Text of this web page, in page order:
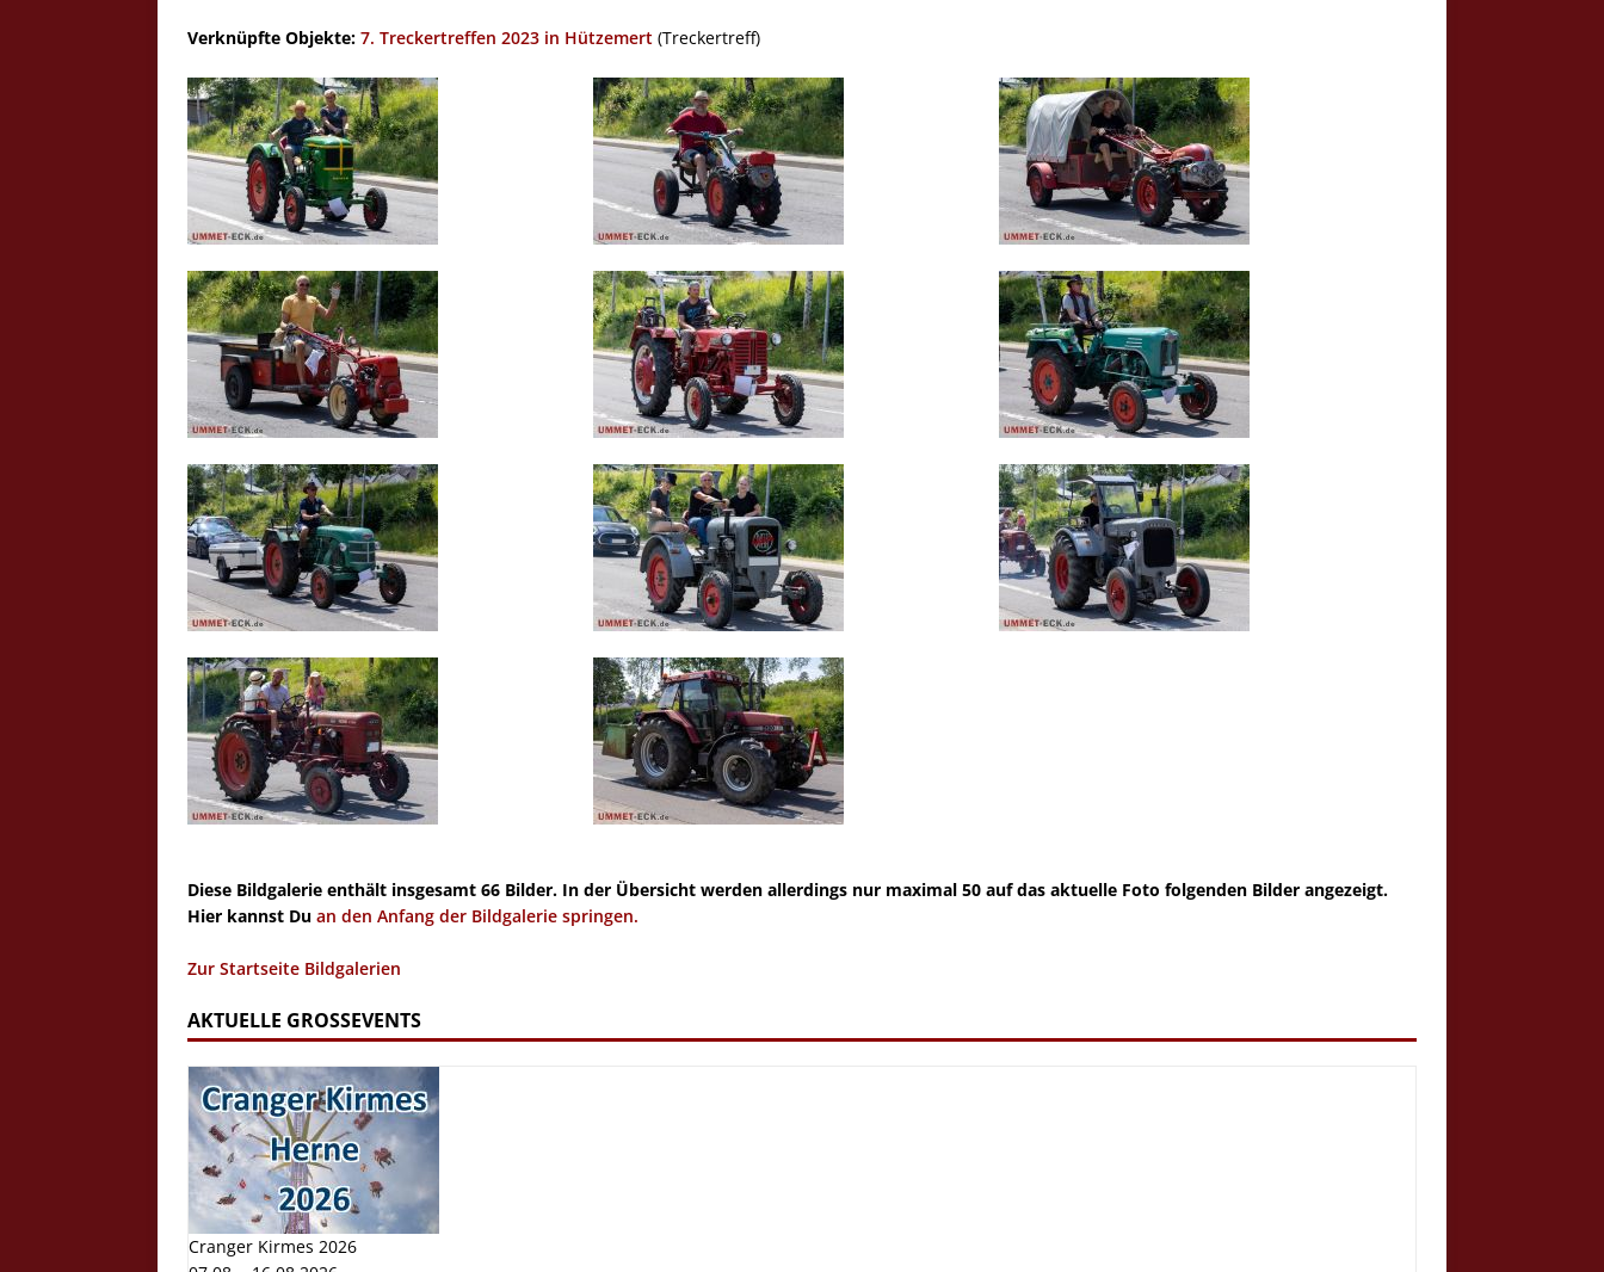
Verknüpfte Objekte: 7. Treckertreffen 2023 in Hützemert (Treckertreff)
Diese Bildgalerie enthält insgesamt 66 Bilder. In der Übersicht werden allerdings nur maximal 50 auf das aktuelle Foto folgenden Bilder angezeigt.
Hier kannst Du an den Anfang der Bildgalerie springen.
Zur Startseite Bildgalerien
AKTUELLE GROSSEVENTS
Cranger Kirmes 2026